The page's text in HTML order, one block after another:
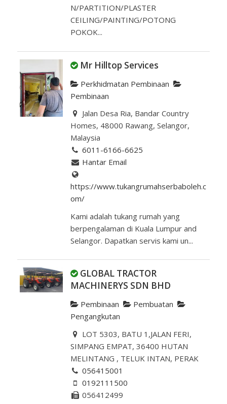
N/PARTITION/PLASTER
CEILING/PAINTING/POTONG
POKOK...
Mr Hilltop Services
Perkhidmatan Pembinaan
Pembinaan
Jalan Desa Ria, Bandar Country
Homes, 48000 Rawang, Selangor,
Malaysia
6011-6166-6625
Hantar Email
https://www.tukangrumahserbaboleh.c
om/
Kami adalah tukang rumah yang
berpengalaman di Kuala Lumpur and
Selangor. Dapatkan servis kami un...
GLOBAL TRACTOR
MACHINERYS SDN BHD
Pembinaan
Pembuatan
Pengangkutan
LOT 5303, BATU 1,JALAN FERI,
SIMPANG EMPAT, 36400 HUTAN
MELINTANG , TELUK INTAN, PERAK
056415001
0192111500
056412499